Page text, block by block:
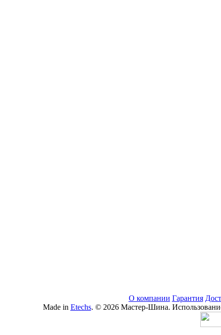
О компании Гарантия
Made in Etechs. © 2026 Мастер-Шина.